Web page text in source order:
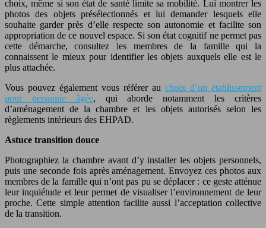
choix, même si son état de santé limite sa mobilité. Lui montrer les
photos des objets présélectionnés et lui demander lesquels elle
souhaite garder près d’elle respecte son autonomie et facilite son
appropriation de ce nouvel espace. Si son état cognitif ne permet pas
cette démarche, consultez les membres de la famille qui la
connaissent le mieux pour identifier les objets auxquels elle est le
plus attachée.
Vous pouvez également vous référer au choix d’un établissement
pour personne âgée, qui aborde notamment les critères
d’aménagement de la chambre et les objets autorisés selon les
règlements intérieurs des EHPAD.
Astuce transition douce
Photographiez la chambre avant d’y installer les objets personnels,
puis une seconde fois après aménagement. Envoyez ces photos aux
membres de la famille qui n’ont pas pu se déplacer : ce geste atténue
leur inquiétude et leur permet de visualiser l’environnement de leur
proche. Cette simple attention facilite aussi l’acceptation collective
de la transition.